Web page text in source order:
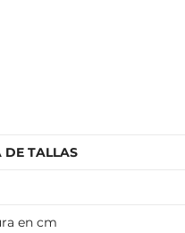
DE TALLAS
en cm